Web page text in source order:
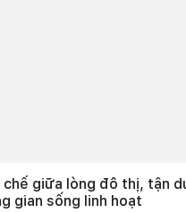
chế giữa lòng đô thị, tận
gian sống linh hoạt